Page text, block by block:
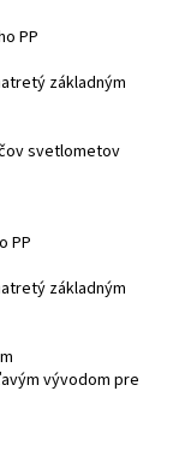
PP
základným
svetlometov
PP
základným
vývodom pre